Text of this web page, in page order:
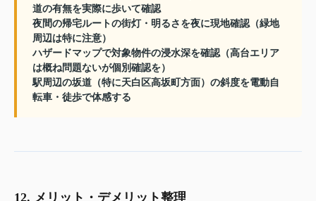
道の有無を実際に歩いて確認
夜間の帰宅ルートの街灯・明るさを夜に現地確認（緑地
周辺は特に注意）
ハザードマップで対象物件の浸水深を確認（高台エリア
は概ね問題ないが個別確認を）
駅周辺の坂道（特に天白区高坂町方面）の斜度を電動自
転車・徒歩で体感する
12. メリット・デメリット整理